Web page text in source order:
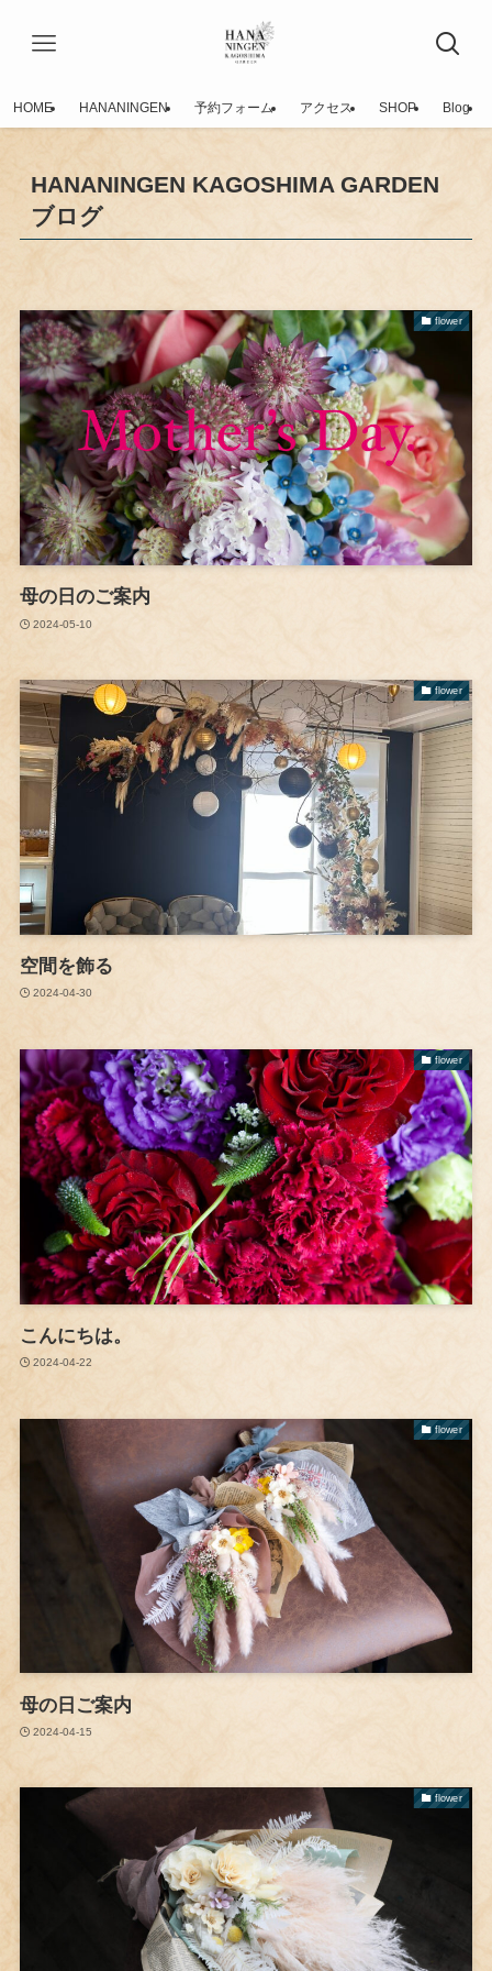
HOME HANANINGEN 予約フォーム アクセス SHOP Blog
HANANINGEN KAGOSHIMA GARDEN
ブログ
flower
母の日のご案内
2024-05-10
flower
空間を飾る
2024-04-30
flower
こんにちは。
2024-04-22
flower
母の日ご案内
2024-04-15
flower